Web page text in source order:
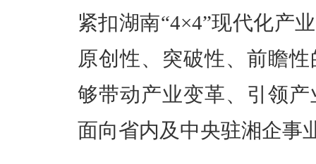
紧扣湖南“4×4”现代化产
原创性、突破性、前瞻
够带动产业变革、引领
面向省内及中央驻湘企事